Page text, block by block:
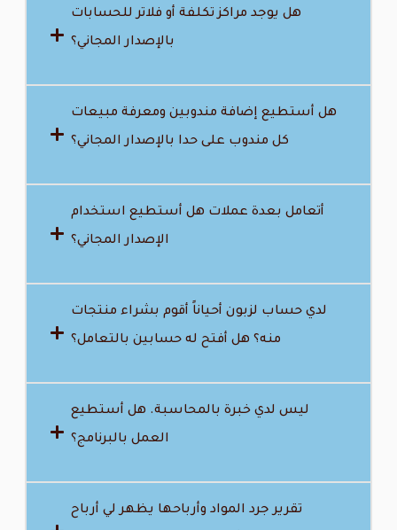
هل يوجد مراكز تكلفة أو فلاتر للحسابات
بالإصدار المجاني؟
هل أستطيع إضافة مندوبين ومعرفة مبيعات
كل مندوب على حدا بالإصدار المجاني؟
أتعامل بعدة عملات هل أستطيع استخدام
الإصدار المجاني؟
لدي حساب لزبون أحياناً أقوم بشراء منتجات
منه؟ هل أفتح له حسابين بالتعامل؟
ليس لدي خبرة بالمحاسبة. هل أستطيع
العمل بالبرنامج؟
تقرير جرد المواد وأرباحها يظهر لي أرباح